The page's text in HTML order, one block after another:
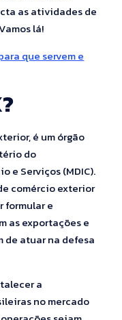
as atividades de
lá!
que servem e
é um órgão
do
e Serviços (MDIC).
comércio exterior
formular e
as exportações e
de atuar na defesa
a
no mercado